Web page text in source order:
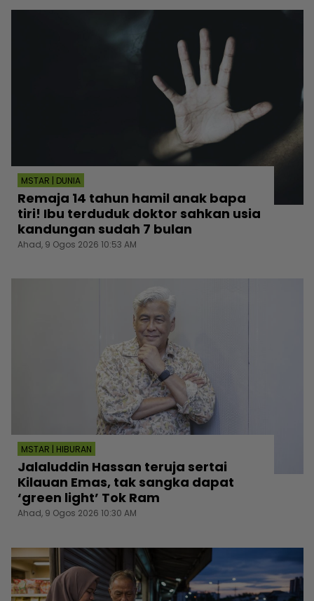
MSTAR | DUNIA
Remaja 14 tahun hamil anak bapa
tiri! Ibu terduduk doktor sahkan usia
kandungan sudah 7 bulan
Ahad, 9 Ogos 2026 10:53 AM
MSTAR | HIBURAN
Jalaluddin Hassan teruja sertai
Kilauan Emas, tak sangka dapat
‘green light’ Tok Ram
Ahad, 9 Ogos 2026 10:30 AM